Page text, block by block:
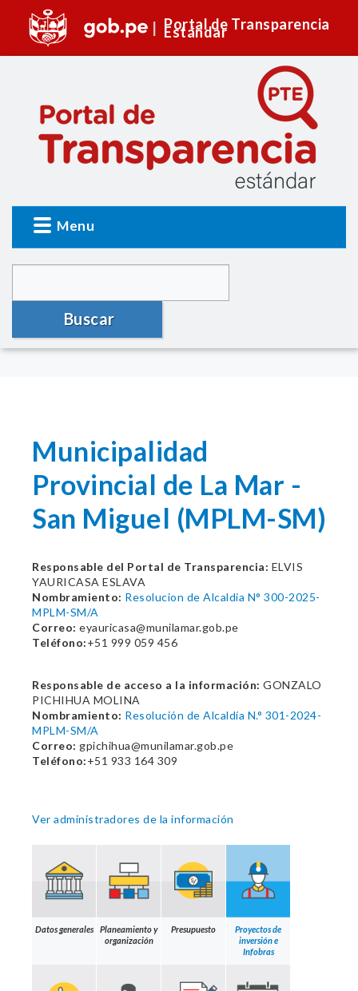
Portal de Transparencia
Estándar
Menu
Buscar
Municipalidad
Provincial de La Mar -
San Miguel (MPLM-SM)
Responsable del Portal de Transparencia: ELVIS
YAURICASA ESLAVA
Nombramiento: Resolucion de Alcaldia N° 300-2025-
MPLM-SM/A
Correo: eyauricasa@munilamar.gob.pe
Teléfono:+51 999 059 456
Responsable de acceso a la información: GONZALO
PICHIHUA MOLINA
Nombramiento: Resolución de Alcaldía N.° 301-2024-
MPLM-SM/A
Correo: gpichihua@munilamar.gob.pe
Teléfono:+51 933 164 309
Ver administradores de la información
Datos generales
Planeamiento y
organización
Presupuesto
Proyectos de
inversión e
Infobras